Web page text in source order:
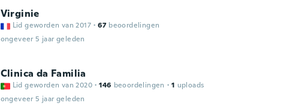
Virginie
Lid geworden van 2017 · 67 beoordelingen
ongeveer 5 jaar geleden
Clinica da Familia
Lid geworden van 2020 · 146 beoordelingen · 1 uploads
ongeveer 5 jaar geleden